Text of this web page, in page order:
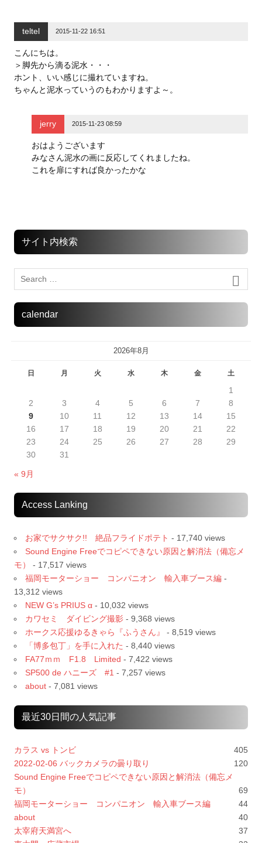
teltel 2015-11-22 16:51
こんにちは。
＞脚先から滴る泥水・・・
ホント、いい感じに撮れていますね。
ちゃんと泥水っていうのもわかりますよ～。
jerry 2015-11-23 08:59
おはようございます
みなさん泥水の画に反応してくれましたね。
これを扉にすれば良かったかな
サイト内検索
calendar
2026年8月
日 月 火 水 木 金 土
« 9月
1
2
3 4 5 6 7
8
9
10 11 12 13 14
15
16
17 18 19 20 21
22
23
24 25 26 27 28
29
30
31
Access Lanking
お家でサクサク!! 絶品フライドポテト - 17,740 views
Sound Engine Freeでコピペできない原因と解消法（備忘メ
モ）
- 17,517 views
福岡モーターショー コンパニオン 輸入車ブース編 -
13,312 views
NEW G’s PRIUS α - 10,032 views
カワセミ ダイビング撮影 - 9,368 views
ホークス応援ゆるきゃら『ふうさん』
- 8,519 views
「博多包丁」を手に入れた - 8,440 views
FA77ｍｍ F1.8 Limited - 7,422 views
SP500 de ハニーズ #1 - 7,257 views
about - 7,081 views
最近30日間の人気記事
カラス vs トンビ
405
2022-02-06 バックカメラの曇り取り
120
Sound Engine Freeでコピペできない原因と解消法（備忘メ
モ）
69
福岡モーターショー コンパニオン 輸入車ブース編
44
about
40
太宰府天満宮へ
37